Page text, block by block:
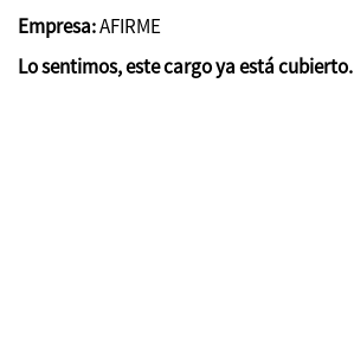
Empresa:AFIRME
Lo sentimos, este cargo ya está cubierto.